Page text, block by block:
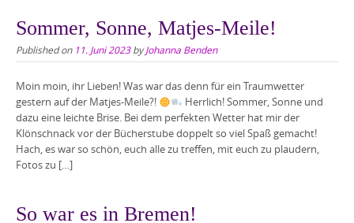
Sommer, Sonne, Matjes-Meile!
Published on 11. Juni 2023byJohanna Benden
Moin moin, ihr Lieben! Was war das denn für ein Traumwetter
gestern auf der Matjes-Meile?!
Herrlich! Sommer, Sonne und
dazu eine leichte Brise. Bei dem perfekten Wetter hat mir der
Klönschnack vor der Bücherstube doppelt so viel Spaß gemacht!
Hach, es war so schön, euch alle zu treffen, mit euch zu plaudern,
Fotos zu […]
So war es in Bremen!